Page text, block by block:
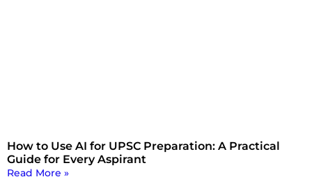
How to Use AI for UPSC Preparation: A Practical
Guide for Every Aspirant
Read More »